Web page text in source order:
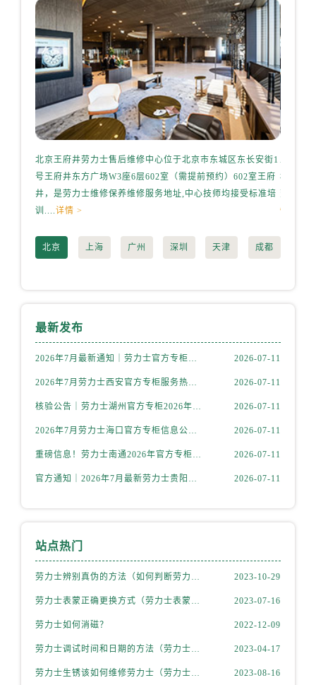
内蒙古自治区巴彦淖尔市临河区新华街劳力士售后服务中心（需提前预约）
山西省晋城市城区黄华街劳力士售后服务中心（需提前预约）
北京王府井劳力士售后维修中心位于北京市东城区东长安街1
号王府井东方广场W3座6层602室（需提前预约）602室王府
井，是劳力士维修保养维修服务地址,中心技师均接受标准培
训....详情 >
上海港
桥路3号
情 >
北京 上海 广州 深圳 天津 成都
最新发布
2026年7月最新通知｜劳力士官方专柜青岛客户服务热线及信息核验 2026-07-11
2026年7月劳力士西安官方专柜服务热线一览｜客户服务渠道与专柜名录 2026-07-11
核验公告｜劳力士湖州官方专柜2026年7月最新客户服务热线与专柜信息 2026-07-11
2026年7月劳力士海口官方专柜信息公告｜客户服务热线+门店服务 2026-07-11
重磅信息！劳力士南通2026年官方专柜客户服务升级公告，7月热线全新公示 2026-07-11
官方通知｜2026年7月最新劳力士贵阳专柜客服热线，服务信息全面公示 2026-07-11
站点热门
劳力士辨别真伪的方法（如何判断劳力士的真假） 2023-10-29
劳力士表蒙正确更换方式（劳力士表蒙更换知识） 2023-07-16
劳力士如何消磁？ 2022-12-09
劳力士调试时间和日期的方法（劳力士该如何调试） 2023-04-17
劳力士生锈该如何维修劳力士（劳力士生锈怎么处理） 2023-08-16